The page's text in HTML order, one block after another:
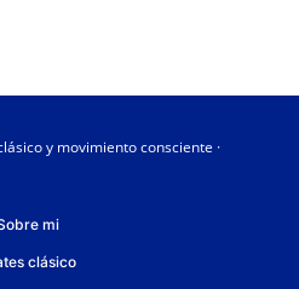
y movimiento consciente ·
mi
clásico